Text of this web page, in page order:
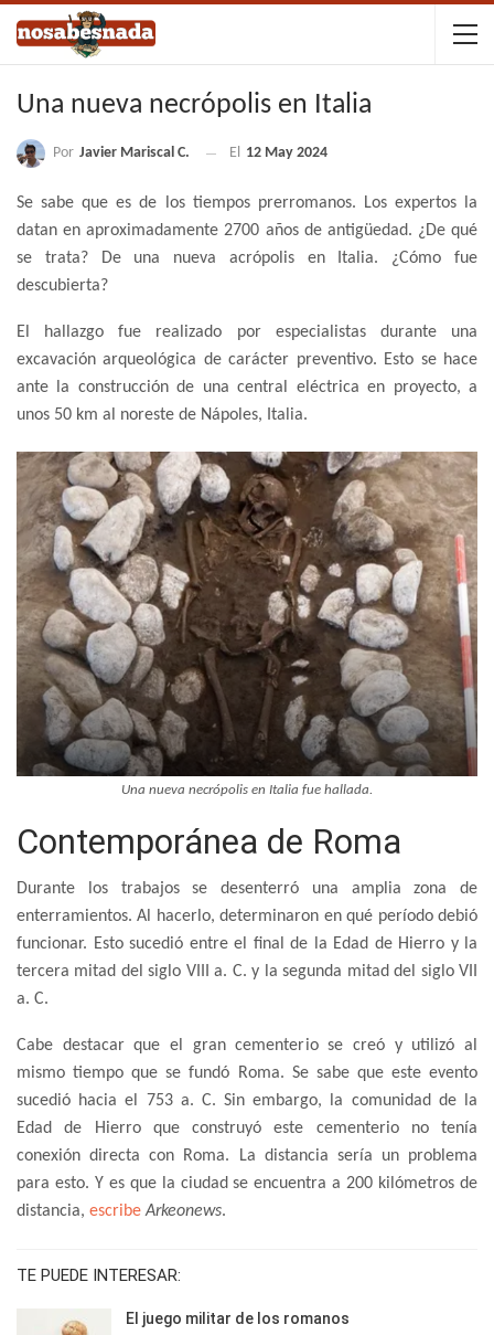
Una nueva necrópolis en Italia
Por Javier Mariscal C. El 12 May 2024
Se sabe que es de los tiempos prerromanos. Los expertos la
datan en aproximadamente 2700 años de antigüedad. ¿De qué
se trata? De una nueva acrópolis en Italia. ¿Cómo fue
descubierta?
El hallazgo fue realizado por especialistas durante una
excavación arqueológica de carácter preventivo. Esto se hace
ante la construcción de una central eléctrica en proyecto, a
unos 50 km al noreste de Nápoles, Italia.
Una nueva necrópolis en Italia fue hallada.
Contemporánea de Roma
Durante los trabajos se desenterró una amplia zona de
enterramientos. Al hacerlo, determinaron en qué período debió
funcionar. Esto sucedió entre el final de la Edad de Hierro y la
tercera mitad del siglo VIII a. C. y la segunda mitad del siglo VII
a. C.
Cabe destacar que el gran cementerio se creó y utilizó al
mismo tiempo que se fundó Roma. Se sabe que este evento
sucedió hacia el 753 a. C. Sin embargo, la comunidad de la
Edad de Hierro que construyó este cementerio no tenía
conexión directa con Roma. La distancia sería un problema
para esto. Y es que la ciudad se encuentra a 200 kilómetros de
distancia, escribe Arkeonews.
TE PUEDE INTERESAR:
El juego militar de los romanos